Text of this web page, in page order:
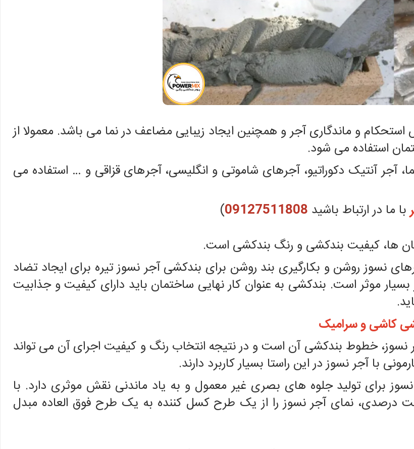
استحکام و ماندگاری آجر و همچنین ایجاد زیبایی مضاعف در نما می باشد. معمولا از
استفاده می شود.
آجر آنتیک دکوراتیو، آجرهای شاموتی و انگلیسی، آجرهای قزاقی و … استفاده می
با ما در ارتباط باشید 09127511808
)
ها، کیفیت بندکشی و رنگ بندکشی است.
نسوز روشن و بکارگیری بند روشن برای بندکشی آجر نسوز تیره برای ایجاد تضاد
موثر است. بندکشی به عنوان کار نهايی ساختمان بايد دارای کيفيت و جذابيت
کاشی و سرامیک
خطوط بندکشی آن است و در نتیجه انتخاب رنگ و کیفیت اجرای آن می تواند
با آجر نسوز در این راستا بسیار کاربرد دارند.
برای تولید جلوه های بصری غیر معمول و به یاد ماندنی نقش موثری دارد. با
نمای آجر نسوز را از یک طرح کسل کننده به یک طرح فوق العاده مبدل